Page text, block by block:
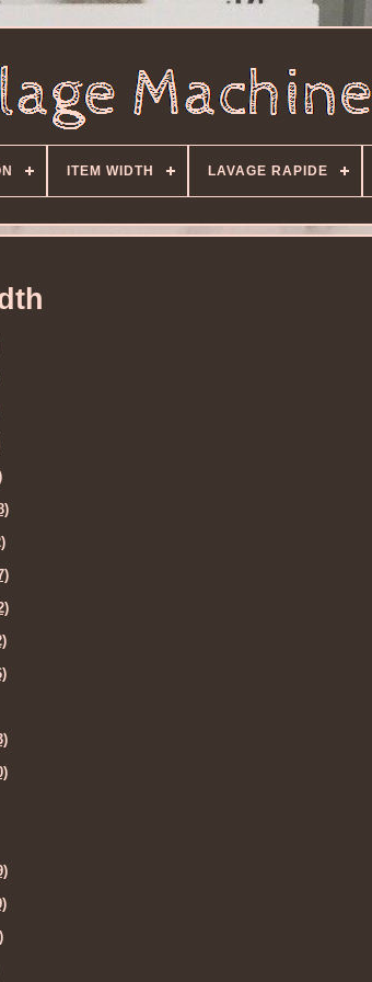
ITEM WIDTH LAVAGE RAPIDE